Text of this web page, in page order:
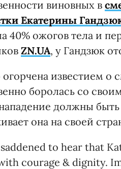
виновных в
Екатерины
40% ожогов тела и
ZN.UA, у Гандзюк
известием о
боролась со
должны быть
она на своей
to hear that
courage & dignity.